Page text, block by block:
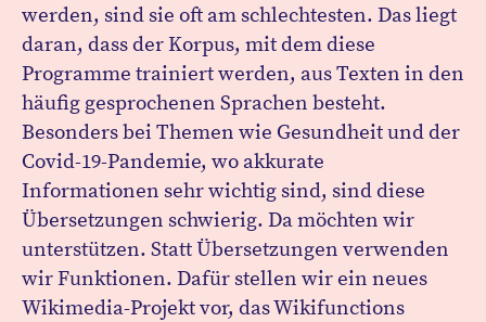
werden, sind sie oft am schlechtesten. Das liegt
daran, dass der Korpus, mit dem diese
Programme trainiert werden, aus Texten in den
häufig gesprochenen Sprachen besteht.
Besonders bei Themen wie Gesundheit und der
Covid-19-Pandemie, wo akkurate
Informationen sehr wichtig sind, sind diese
Übersetzungen schwierig. Da möchten wir
unterstützen. Statt Übersetzungen verwenden
wir Funktionen. Dafür stellen wir ein neues
Wikimedia-Projekt vor, das Wikifunctions